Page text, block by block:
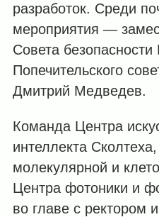
разработок. Среди
мероприятия —
Совета
Попечительского
Дмитрий Медведев.
Команда Центра
интеллекта
молекулярной и
Центра фотоники и
во главе с ректором